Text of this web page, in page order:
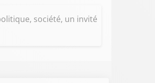
société, un invité